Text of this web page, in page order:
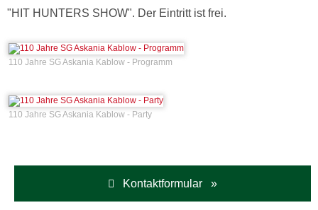
"HIT HUNTERS SHOW". Der Eintritt ist frei.
110 Jahre SG Askania Kablow - Programm
110 Jahre SG Askania Kablow - Party
Kontaktformular »